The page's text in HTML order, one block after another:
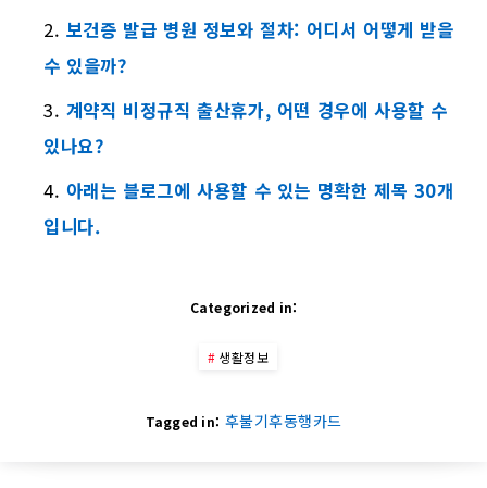
보건증 발급 병원 정보와 절차: 어디서 어떻게 받을
수 있을까?
계약직 비정규직 출산휴가, 어떤 경우에 사용할 수
있나요?
아래는 블로그에 사용할 수 있는 명확한 제목 30개
입니다.
Categorized in:
생활정보
Tagged in: 후불기후동행카드